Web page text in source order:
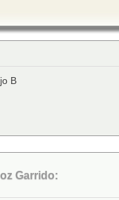
B
Garrido: